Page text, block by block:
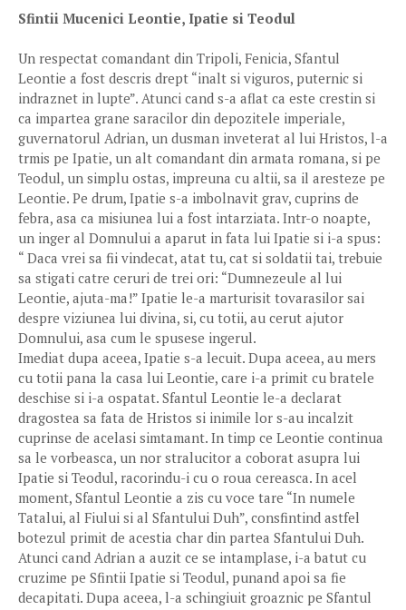
Sfintii Mucenici Leontie, Ipatie si Teodul
Un respectat comandant din Tripoli, Fenicia, Sfantul
Leontie a fost descris drept “inalt si viguros, puternic si
indraznet in lupte”. Atunci cand s-a aflat ca este crestin si
ca impartea grane saracilor din depozitele imperiale,
guvernatorul Adrian, un dusman inveterat al lui Hristos, l-a
trmis pe Ipatie, un alt comandant din armata romana, si pe
Teodul, un simplu ostas, impreuna cu altii, sa il aresteze pe
Leontie. Pe drum, Ipatie s-a imbolnavit grav, cuprins de
febra, asa ca misiunea lui a fost intarziata. Intr-o noapte,
un inger al Domnului a aparut in fata lui Ipatie si i-a spus:
“ Daca vrei sa fii vindecat, atat tu, cat si soldatii tai, trebuie
sa stigati catre ceruri de trei ori: “Dumnezeule al lui
Leontie, ajuta-ma!” Ipatie le-a marturisit tovarasilor sai
despre viziunea lui divina, si, cu totii, au cerut ajutor
Domnului, asa cum le spusese ingerul.
Imediat dupa aceea, Ipatie s-a lecuit. Dupa aceea, au mers
cu totii pana la casa lui Leontie, care i-a primit cu bratele
deschise si i-a ospatat. Sfantul Leontie le-a declarat
dragostea sa fata de Hristos si inimile lor s-au incalzit
cuprinse de acelasi simtamant. In timp ce Leontie continua
sa le vorbeasca, un nor stralucitor a coborat asupra lui
Ipatie si Teodul, racorindu-i cu o roua cereasca. In acel
moment, Sfantul Leontie a zis cu voce tare “In numele
Tatalui, al Fiului si al Sfantului Duh”, consfintind astfel
botezul primit de acestia char din partea Sfantului Duh.
Atunci cand Adrian a auzit ce se intamplase, i-a batut cu
cruzime pe Sfintii Ipatie si Teodul, punand apoi sa fie
decapitati. Dupa aceea, l-a schingiuit groaznic pe Sfantul